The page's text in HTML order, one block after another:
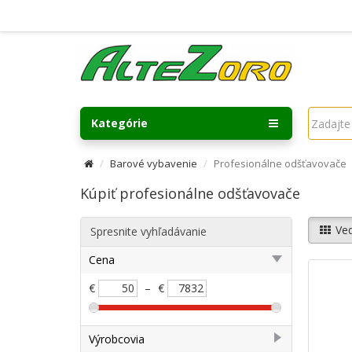
Kategórie
Barové vybavenie Profesionálne odšťavovače
Kúpiť profesionálne odšťavovače
Spresnite vyhľadávanie
Cena
€
– €
Výrobcovia